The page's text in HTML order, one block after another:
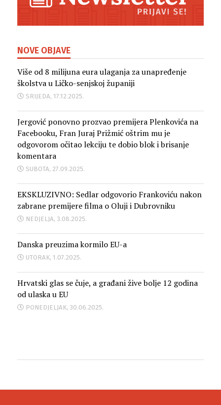
NOVE OBJAVE
Više od 8 milijuna eura ulaganja za unapređenje
školstva u Ličko-senjskoj županiji
SRIJEDA, 17.12.2025.
Jergović ponovno prozvao premijera Plenkovića na
Facebooku, Fran Juraj Prižmić oštrim mu je
odgovorom očitao lekciju te dobio blok i brisanje
komentara
SUBOTA, 27.09.2025.
EKSKLUZIVNO: Sedlar odgovorio Frankoviću nakon
zabrane premijere filma o Oluji i Dubrovniku
NEDJELJA, 3.08.2025.
Danska preuzima kormilo EU-a
UTORAK, 1.07.2025.
Hrvatski glas se čuje, a građani žive bolje 12 godina
od ulaska u EU
PONEDJELJAK, 30.06.2025.